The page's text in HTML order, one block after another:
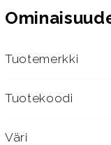
Tuotemerkki
Tuotekoodi
Väri